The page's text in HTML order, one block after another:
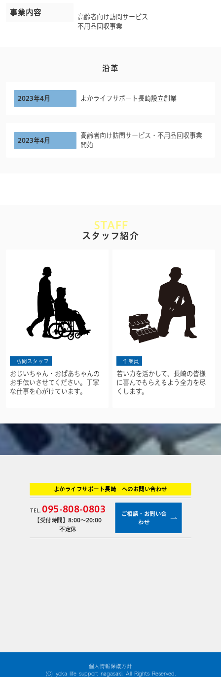
事業内容
高齢者向け訪問サービス
不用品回収事業
沿革
2023年4月 よかライフサポート長崎設立創業
2023年4月
高齢者向け訪問サービス・不用品回収事業
開始
STAFF
スタッフ紹介
訪問スタッフ
おじいちゃん・おばあちゃんの
お手伝いさせてください。丁寧
な仕事を心がけています。
作業員
若い力を活かして、長崎の皆様
に喜んでもらえるよう全力を尽
くします。
よかライフサポート長崎 へのお問い合わせ
TEL. 095-808-0803
【受付時間】8:00～20:00
不定休
ご相談・お問い合
わせ
個人情報保護方針
(C) yoka life support nagasaki. All Rights Reserved.